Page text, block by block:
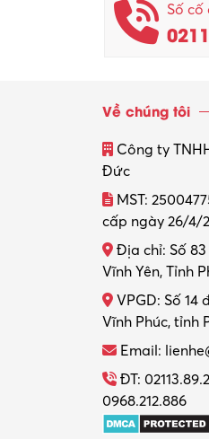
Số cố
Về chúng tôi
Công ty
Đức
MST:
cấp ngày 26/4/
Địa chỉ: Số
Vĩnh Yên, Tỉnh
VPGD: Số
Vĩnh Phúc, tỉnh
Email:
ĐT:
0968.212.886